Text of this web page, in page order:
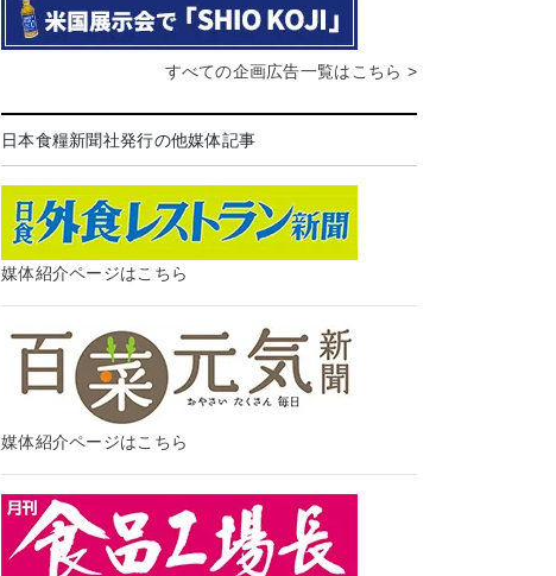
すべての企画広告一覧はこちら >
日本食糧新聞社発行の他媒体記事
媒体紹介ページはこちら
媒体紹介ページはこちら